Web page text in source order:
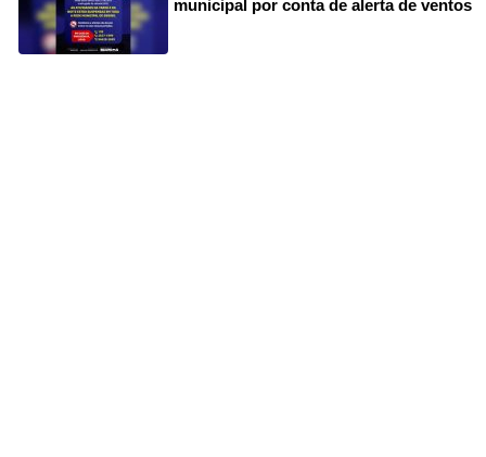
municipal por conta de alerta de ventos